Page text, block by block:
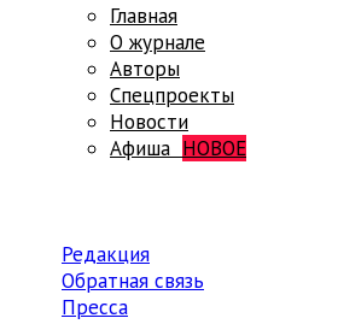
Главная
О журнале
Авторы
Спецпроекты
Новости
Афиша НОВОЕ
Редакция
Обратная связь
Пресса